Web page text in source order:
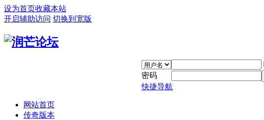
设为首页收藏本站
开启辅助访问 切换到宽版
密码
快捷导航
网站首页
传奇版本